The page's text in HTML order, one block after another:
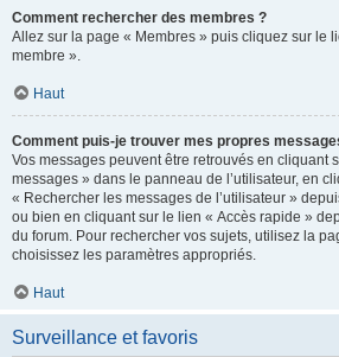
Comment rechercher des membres ?
Allez sur la page « Membres » puis cliquez sur le
membre ».
Haut
Comment puis-je trouver mes propres
Vos messages peuvent être retrouvés en cliquant
messages » dans le panneau de l’utilisateur, en
« Rechercher les messages de l’utilisateur »
ou bien en cliquant sur le lien « Accès rapide »
du forum. Pour rechercher vos sujets, utilisez la
choisissez les paramètres appropriés.
Haut
Surveillance et favoris